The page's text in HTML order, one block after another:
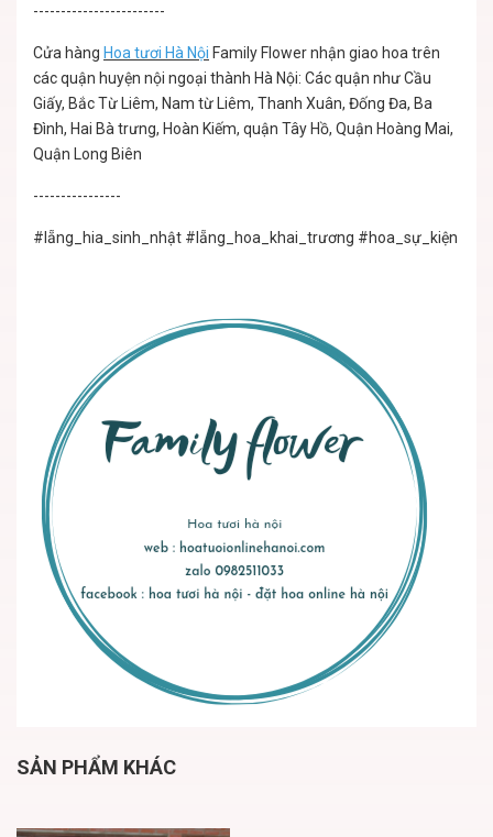
------------------------
Cửa hàng Hoa tươi Hà Nội Family Flower nhận giao hoa trên
các quận huyện nội ngoại thành Hà Nội: Các quận như Cầu
Giấy, Bắc Từ Liêm, Nam từ Liêm, Thanh Xuân, Đống Đa, Ba
Đình, Hai Bà trưng, Hoàn Kiếm, quận Tây Hồ, Quận Hoàng Mai,
Quận Long Biên
----------------
#lẵng_hia_sinh_nhật #lẵng_hoa_khai_trương #hoa_sự_kiện
SẢN PHẨM KHÁC